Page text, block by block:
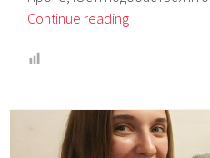
Continue readingКнига
тварин”
від